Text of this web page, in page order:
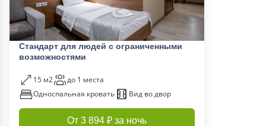
Стандарт для людей с ограниченными
возможностями
15 м2
до 1 места
Односпальная кровать
Вид во двор
От 3 894 ₽ за ночь